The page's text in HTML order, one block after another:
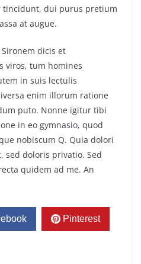
tincidunt, dui purus pretium
at augue.
dicis et
viros, tum homines
in suis lectulis
enim illorum ratione
puto. Nonne igitur tibi
in eo gymnasio, quod
nobiscum Q. Quia dolori
sed doloris privatio. Sed
quidem ad me. An
Pinterest